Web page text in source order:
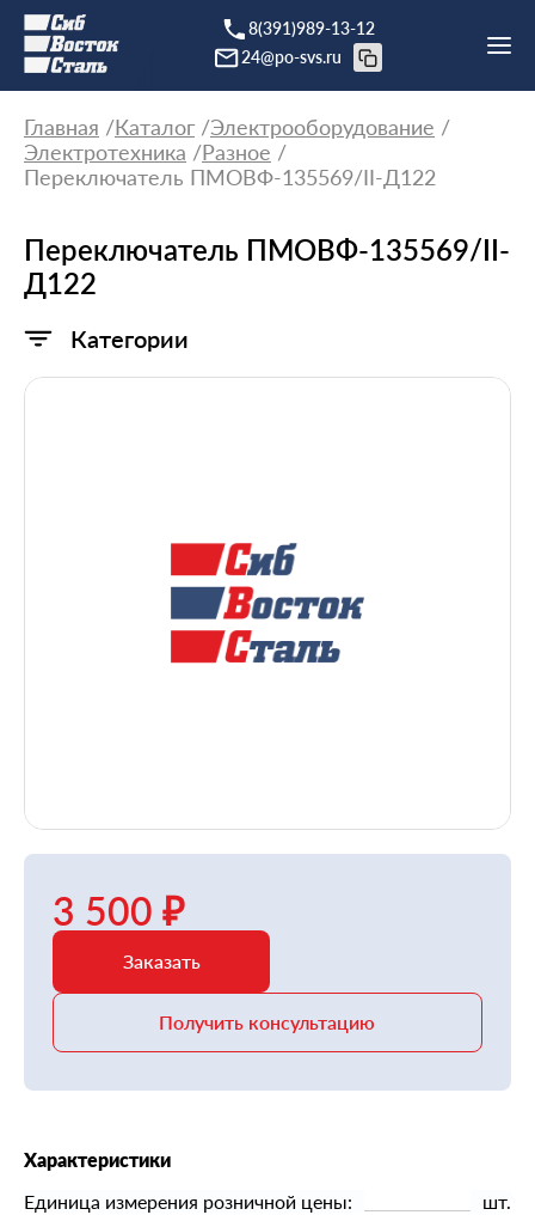
8(391)989-13-12
24@po-svs.ru
Главная Каталог Электрооборудование
Электротехника
Разное
Переключатель ПМОВФ-135569/II-Д122
Переключатель ПМОВФ-135569/II-
Д122
Категории
3 500 ₽
Заказать
Получить консультацию
Характеристики
Единица измерения розничной цены:
шт.